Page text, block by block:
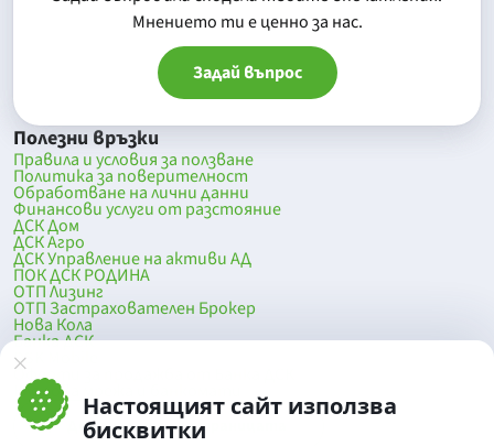
Настоящият сайт използва
бисквитки
Mнението ти е ценно за нас.
Задай въпрос
Полезни връзки
Правила и условия за ползване
Политика за поверителност
Обработване на лични данни
Финансови услуги от разстояние
ДСК Дом
ДСК Агро
ДСК Управление на активи АД
ПОК ДСК РОДИНА
ОТП Лизинг
ОТП Застрахователен Брокер
Нова Кола
Банка ДСК
DSK Mobile
Оферти за продажба от Банка ДСК
Клонова мрежа и банкомати
До началото на страницата